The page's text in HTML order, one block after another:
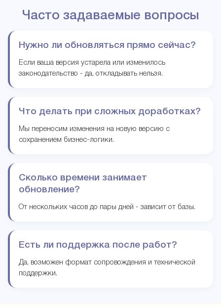
Часто задаваемые вопросы
Нужно ли обновляться прямо сейчас?
Если ваша версия устарела или изменилось
законодательство - да, откладывать нельзя.
Что делать при сложных доработках?
Мы переносим изменения на новую версию с
сохранением бизнес-логики.
Сколько времени занимает
обновление?
От нескольких часов до пары дней - зависит от базы.
Есть ли поддержка после работ?
Да, возможен формат сопровождения и технической
поддержки.